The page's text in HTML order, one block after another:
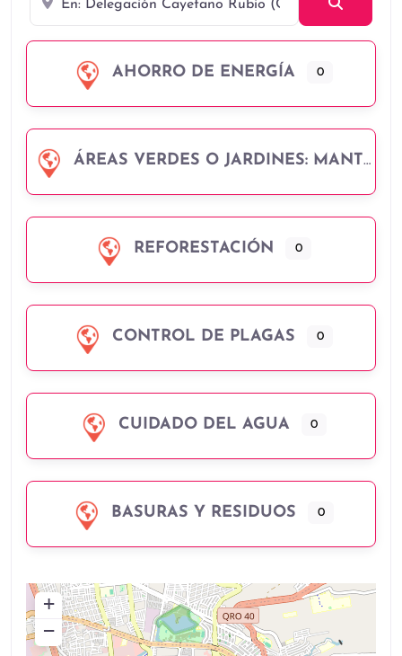
AHORRO DE ENERGÍA 0
ÁREAS VERDES O JARDINES: MANTENIMIENTO Y MEJORA.
REFORESTACIÓN 0
CONTROL DE PLAGAS 0
CUIDADO DEL AGUA 0
BASURAS Y RESIDUOS 0
+
−